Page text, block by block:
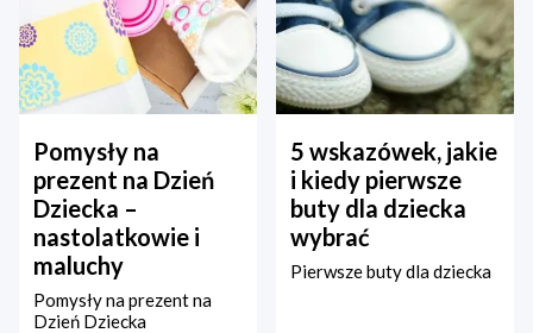
Pomysły na
prezent na Dzień
Dziecka –
nastolatkowie i
maluchy
Pomysły na prezent na
Dzień Dziecka
5 wskazówek, jakie
i kiedy pierwsze
buty dla dziecka
wybrać
Pierwsze buty dla dziecka